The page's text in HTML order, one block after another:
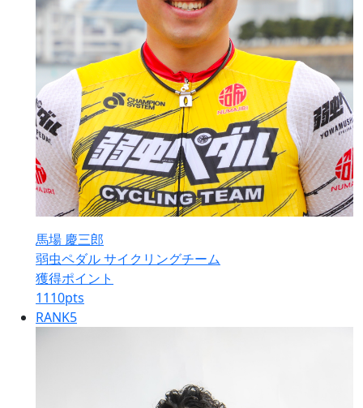
馬場 慶三郎
弱虫ペダル サイクリングチーム
獲得ポイント
1110pts
RANK5